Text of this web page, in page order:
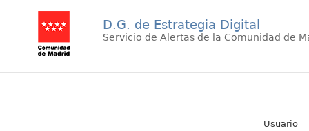
D.G. de Estrategia Digital
Servicio de Alertas de la Comunidad de
Usuario